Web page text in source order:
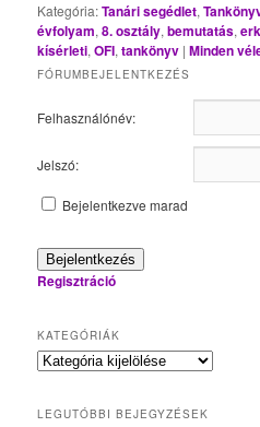
Kategória:Tanári segédlet,
évfolyam,8. osztály,bemutatás,
kísérleti,OFI,tankönyv |Minden
FÓRUMBEJELENTKEZÉS
Felhasználónév:
Jelszó:
Bejelentkezve marad
Bejelentkezés
Regisztráció
KATEGÓRIÁK
Kategóriák
LEGUTÓBBI BEJEGYZÉSEK